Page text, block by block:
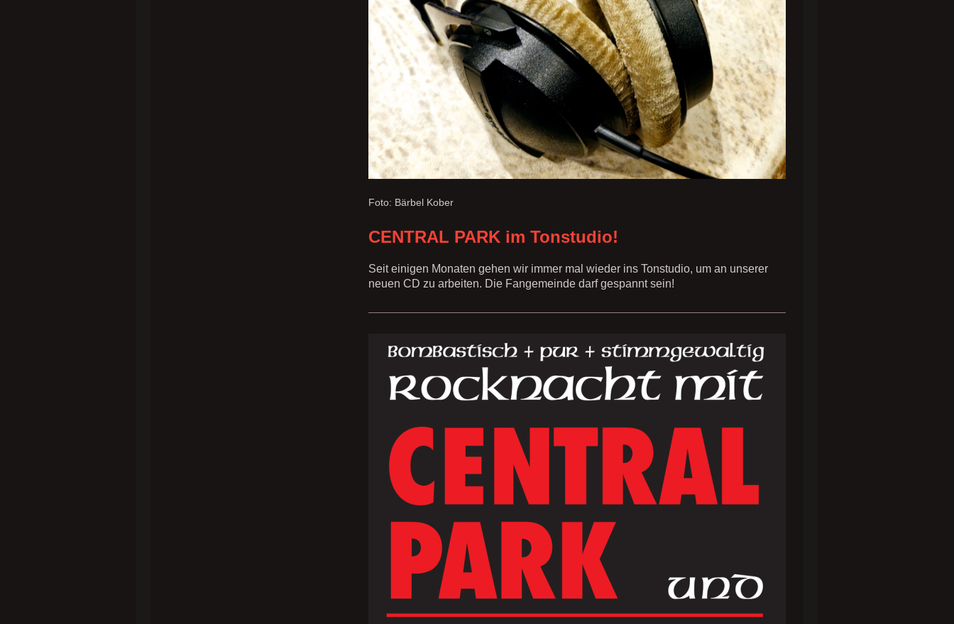
Foto: Bärbel Kober
CENTRAL PARK im Tonstudio!
Seit einigen Monaten gehen wir immer mal wieder ins Tonstudio, um an unserer
neuen CD zu arbeiten. Die Fangemeinde darf gespannt sein!